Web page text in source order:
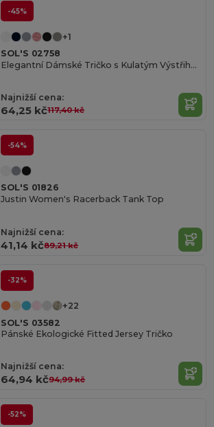
-45%
+1
SOL'S 02758
Elegantní Dámské Tričko s Kulatým Výstřihem
Najnižší cena:
64,25 kč117,40 kč
-54%
SOL'S 01826
Justin Women's Racerback Tank Top
Najnižší cena:
41,14 kč89,21 kč
-32%
+22
SOL'S 03582
Pánské Ekologické Fitted Jersey Tričko
Najnižší cena:
64,94 kč94,99 kč
-52%